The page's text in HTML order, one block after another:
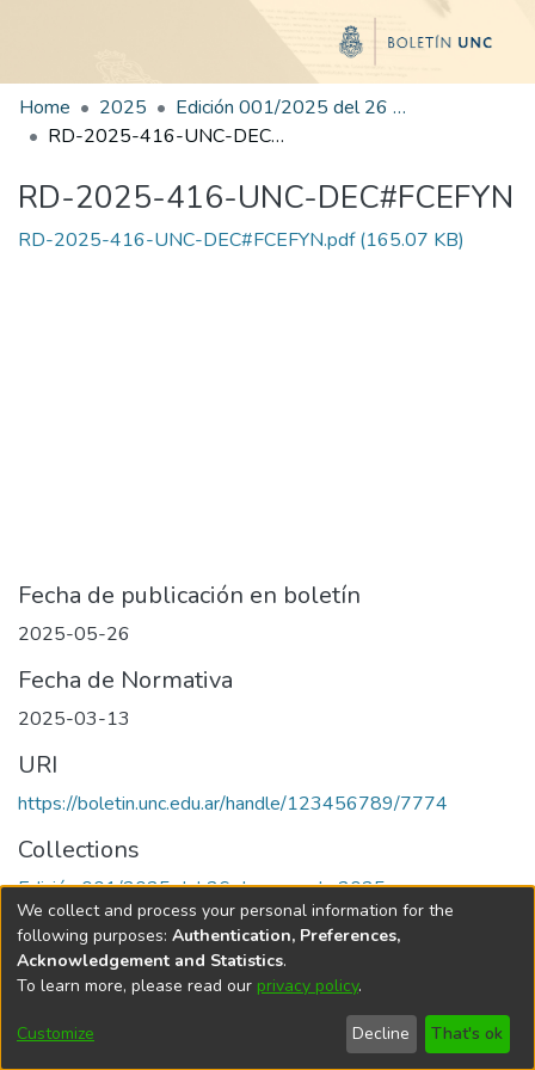
Home 2025
Edición 001/2025 del 26 de mayo de 2025
RD-2025-416-UNC-DEC#FCEFYN
RD-2025-416-UNC-DEC#FCEFYN
RD-2025-416-UNC-DEC#FCEFYN.pdf(165.07 KB)
Fecha de publicación en boletín
2025-05-26
Fecha de Normativa
2025-03-13
URI
https://boletin.unc.edu.ar/handle/123456789/7774
Collections
Edición 001/2025 del 26 de mayo de 2025
Universidad Nacional de Córdoba
We collect and process your personal information for the
following purposes: Authentication, Preferences,
Acknowledgement and Statistics.
To learn more, please read our privacy policy.
Customize Decline That's ok